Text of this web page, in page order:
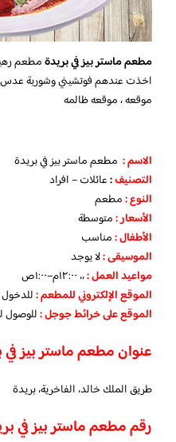
مطعم ماستر بيز في بريدةمطعم
اخذت عندهم فوتشيني وشوربة
موقعه ، موقعه ظالمه
الاسم : مطعم ماستر بيز في بريدة
التصنيف:عائلات – افراد
النوع :مطعم
الأسعار:متوسطة
الأطفال:مناسب
الموسيقى :لا يوجد
مواعيد العمل :،، ١٢:٠٠م–١:٠٠ص
الموقع الإلكتروني للمطعم:للدخول
الموقع على خرائط جوجل:للوصول
عنوان مطعم ماستر بيز في
طريق الملك خالد، الفاخرية، بريدة
رقم مطعم ماستر بيز في